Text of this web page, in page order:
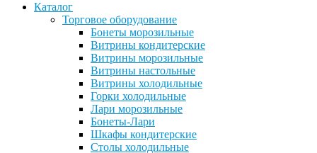
Каталог
Торговое оборудование
Бонеты морозильные
Витрины кондитерские
Витрины морозильные
Витрины настольные
Витрины холодильные
Горки холодильные
Лари морозильные
Бонеты-Лари
Шкафы кондитерские
Столы холодильные